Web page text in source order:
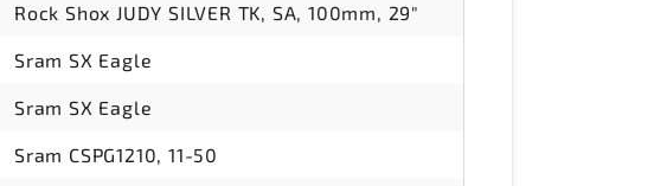
Rock Shox JUDY SILVER TK, SA, 100mm, 29"
Sram SX Eagle
Sram SX Eagle
Sram CSPG1210, 11-50